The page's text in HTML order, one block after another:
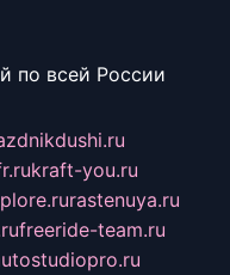
по всей России
kraft-you.ru
rastenuya.ru
freeride-team.ru